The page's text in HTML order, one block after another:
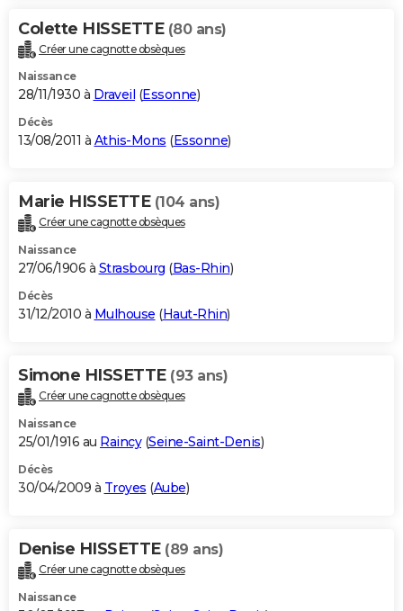
Colette HISSETTE (80 ans)
Créer une cagnotte obsèques
Naissance
28/11/1930 à Draveil (Essonne)
Décès
13/08/2011 à Athis-Mons (Essonne)
Marie HISSETTE (104 ans)
Créer une cagnotte obsèques
Naissance
27/06/1906 à Strasbourg (Bas-Rhin)
Décès
31/12/2010 à Mulhouse (Haut-Rhin)
Simone HISSETTE (93 ans)
Créer une cagnotte obsèques
Naissance
25/01/1916 au Raincy(Seine-Saint-Denis)
Décès
30/04/2009 à Troyes (Aube)
Denise HISSETTE (89 ans)
Créer une cagnotte obsèques
Naissance